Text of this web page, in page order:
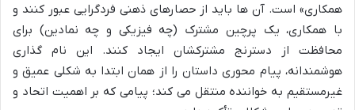
همکاری» است. آن ها باید از حصارهای ذهنی فردگرایی عبور کنند و
با همکاری، یک پرچین مشترک (چه فیزیکی و چه نمادین) برای
محافظت از دسترنج مشترکشان ایجاد کنند. این نام گذاری
هوشمندانه، پیام محوری داستان را از همان ابتدا به شکلی عمیق و
غیرمستقیم به خواننده منتقل می کند؛ پیامی که بر اهمیت اتحاد و